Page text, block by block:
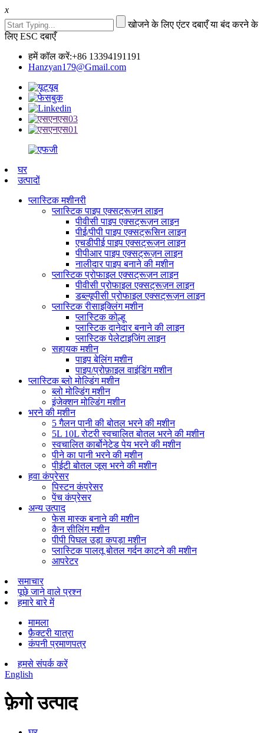
x
खोजने के लिए एंटर दबाएँ या बंद करने के
लिए ESC दबाएँ
हमें कॉल करें:+86 13394191191
Hanzyan179@Gmail.com
घर
उत्पादों
प्लास्टिक मशीनरी
प्लास्टिक पाइप एक्सट्रूज़न लाइन
पीवीसी पाइप एक्सट्रूज़न लाइन
पीई/पीपी पाइप एक्सट्रूसिन लाइन
एचडीपीई पाइप एक्सट्रूज़न लाइन
पीपीआर पाइप एक्सट्रूज़न लाइन
नालीदार पाइप बनाने की मशीन
प्लास्टिक प्रोफाइल एक्सट्रूज़न लाइन
पीवीसी प्रोफाइल एक्सट्रूज़न लाइन
डब्ल्यूपीसी प्रोफाइल एक्सट्रूज़न लाइन
प्लास्टिक रीसाइक्लिंग मशीन
प्लास्टिक कोल्हू
प्लास्टिक दानेदार बनाने की लाइन
प्लास्टिक पेलेटाइजिंग लाइन
सहायक मशीन
पाइप बेलिंग मशीन
पाइप/प्रोफ़ाइल वाइंडिंग मशीन
प्लास्टिक ब्लो मोल्डिंग मशीन
ब्लो मोल्डिंग मशीन
इंजेक्शन मोल्डिंग मशीन
भरने की मशीन
5 गैलन पानी की बोतल भरने की मशीन
5L 10L रोटरी स्वचालित बोतल भरने की मशीन
स्वचालित कार्बोनेटेड पेय भरने की मशीन
पीने का पानी भरने की मशीन
पीईटी बोतल जूस भरने की मशीन
हवा कंप्रेसर
पिस्टन कंप्रेसर
पेंच कंप्रेसर
अन्य उत्पाद
फेस मास्क बनाने की मशीन
कैन सीलिंग मशीन
पीपी पिघल उड़ा कपड़ा मशीन
प्लास्टिक पालतू बोतल गर्दन काटने की मशीन
आपरेटर
समाचार
पूछे जाने वाले प्रश्न
हमारे बारे में
मामला
फ़ैक्टरी यात्रा
कंपनी प्रमाणपत्र
हमसे संपर्क करें
English
फ़ेगो उत्पाद